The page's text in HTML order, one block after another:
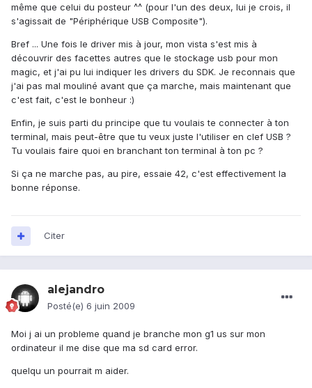
même que celui du posteur ^^ (pour l'un des deux, lui je crois, il
s'agissait de "Périphérique USB Composite").
Bref ... Une fois le driver mis à jour, mon vista s'est mis à
découvrir des facettes autres que le stockage usb pour mon
magic, et j'ai pu lui indiquer les drivers du SDK. Je reconnais que
j'ai pas mal mouliné avant que ça marche, mais maintenant que
c'est fait, c'est le bonheur :)
Enfin, je suis parti du principe que tu voulais te connecter à ton
terminal, mais peut-être que tu veux juste l'utiliser en clef USB ?
Tu voulais faire quoi en branchant ton terminal à ton pc ?
Si ça ne marche pas, au pire, essaie 42, c'est effectivement la
bonne réponse.
Citer
alejandro
Posté(e) 6 juin 2009
Moi j ai un probleme quand je branche mon g1 us sur mon
ordinateur il me dise que ma sd card error.
quelqu un pourrait m aider.